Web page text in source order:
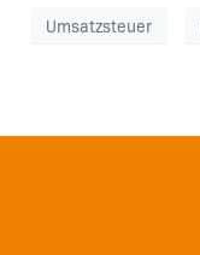
Umsatzsteuer